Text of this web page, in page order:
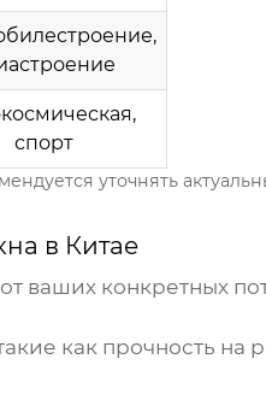
спорт
уточнять
в Китае
ваших конкретных
как прочность на